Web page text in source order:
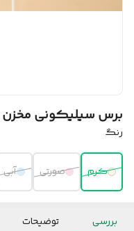
برس سیلیکونی مخزن
رنگ
کرم صورتی آبی
بررسی توضیحات